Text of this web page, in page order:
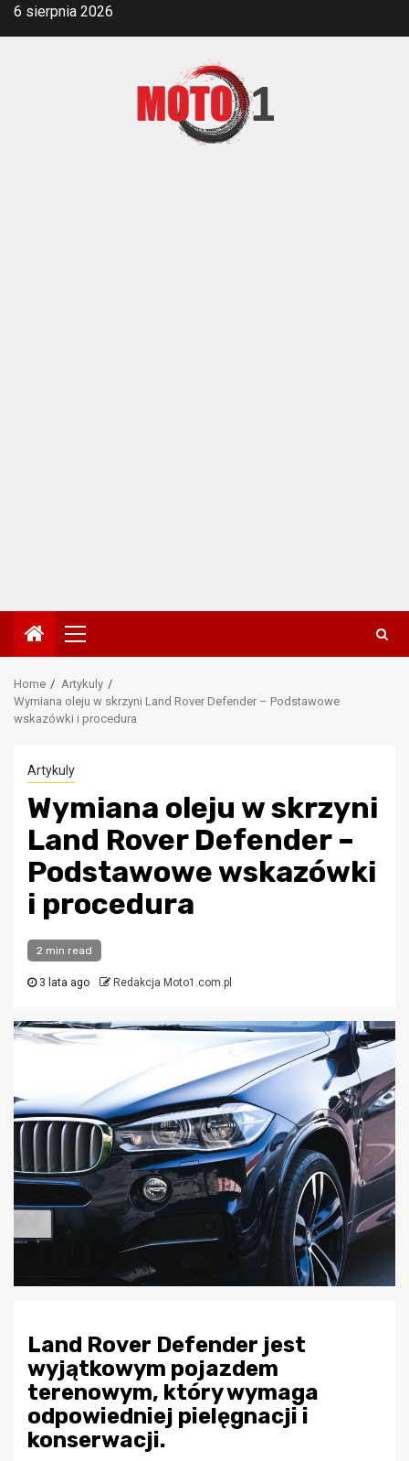
Skip6 sierpnia 2026
Primary
Menu
Home
Artykuly
Wymiana oleju w skrzyni Land Rover Defender – Podstawowe
wskazówki i procedura
Artykuly
Wymiana oleju w skrzyni
Land Rover Defender –
Podstawowe wskazówki
i procedura
2 min read
3 lata ago Redakcja Moto1.com.pl
Land Rover Defender jest
wyjątkowym pojazdem
terenowym, który wymaga
odpowiedniej pielęgnacji i
konserwacji.